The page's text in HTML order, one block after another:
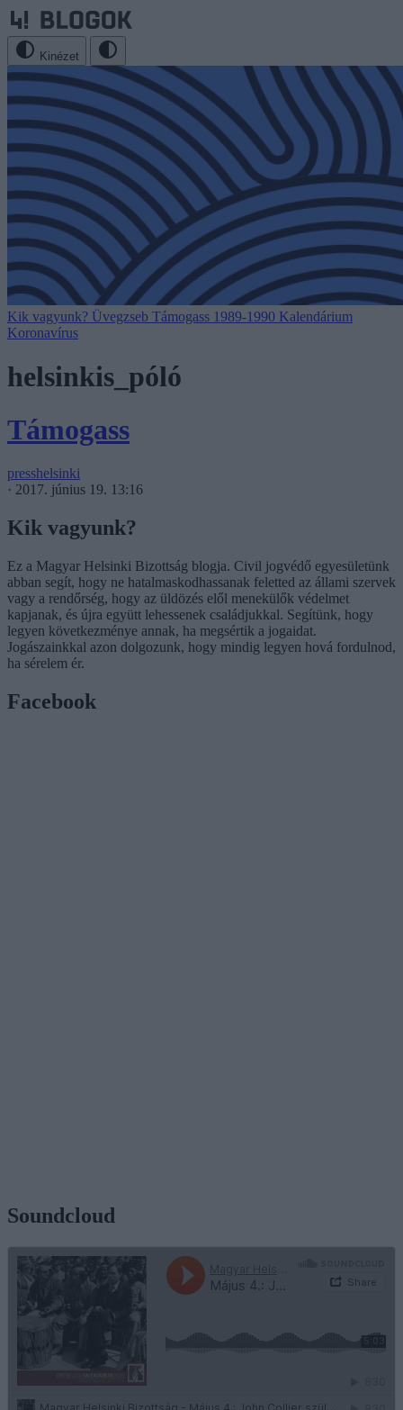
Kinézet
Kik vagyunk? Üvegzseb Támogass 1989-1990 Kalendárium
Koronavírus
helsinkis_póló
Támogass
presshelsinki
· 2017. június 19. 13:16
Kik vagyunk?
Ez a Magyar Helsinki Bizottság blogja. Civil jogvédő egyesületünk
abban segít, hogy ne hatalmaskodhassanak feletted az állami szervek
vagy a rendőrség, hogy az üldözés elől menekülők védelmet
kapjanak, és újra együtt lehessenek családjukkal. Segítünk, hogy
legyen következménye annak, ha megsértik a jogaidat.
Jogászainkkal azon dolgozunk, hogy mindig legyen hová fordulnod,
ha sérelem ér.
Facebook
Soundcloud